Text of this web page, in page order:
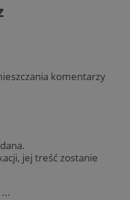
komentarzy
jej treść zostanie